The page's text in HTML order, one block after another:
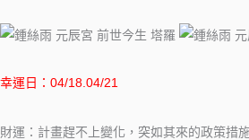
幸運日：04/18.04/21
財運：計畫趕不上變化，突如其來的政策措